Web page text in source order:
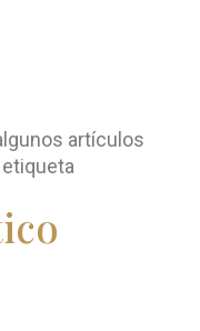
artículos